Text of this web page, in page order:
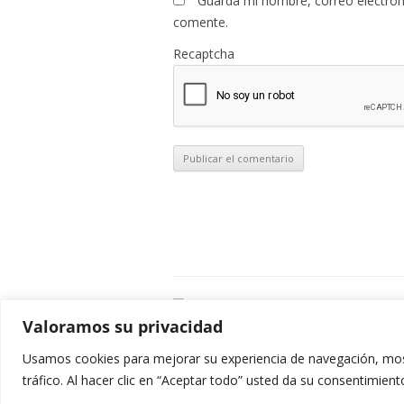
Valoramos su privacidad
Usamos cookies para mejorar su experiencia de navegación,
tráfico. Al hacer clic en “Aceptar todo” usted da su
comente.
Recaptcha